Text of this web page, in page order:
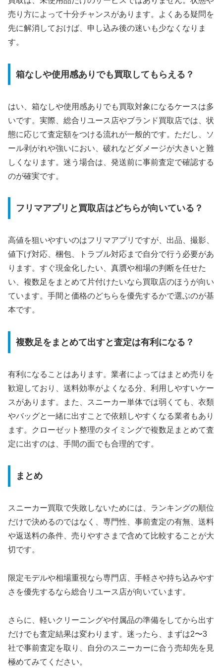
売り方によって十分チャンスがあります。よくある疑問を
先に解消しておけば、申し込み後の迷いも少なくなりま
す。
箱なしや使用感ありでも買取してもらえる？
はい、箱なしや使用感ありでも買取対象になるケースは多
いです。実際、総合リユース店やブランド買取店では、状
態に応じて査定額をつける流れが一般的です。ただし、ソ
ール剥がれや強いにおい、破れなどダメージが大きいと難
しくなります。迷う場合は、発送前に事前査定で確認する
のが確実です。
フリマアプリと買取店はどちらが向いている？
高値を狙いやすいのはフリマアプリですが、出品、撮影、
値下げ対応、梱包、トラブル対応まで自分で行う必要があ
ります。すぐ現金化したい、真贋や相場の判断を任せた
い、複数足をまとめて片付けたいなら買取店のほうが向い
ています。手間と価格のどちらを優先するかで選ぶのが基
本です。
複数足をまとめて出すと査定は有利になる？
有利になることはあります。業者によってはまとめ売りを
歓迎しており、送料効率がよくなる分、利用しやすいケー
スがあります。また、スニーカー単体では弱くても、衣類
やバッグと一緒に出すことで依頼しやすくなる業者もあり
ます。クローゼット整理のタイミングで複数足まとめて査
定に出すのは、手間の面でも合理的です。
まとめ
スニーカー買取で失敗しないためには、ランキングの順位
だけで決めるのではなく、専門性、事前査定の有無、送料
や返送料の条件、売りやすさまで含めて比較することが大
切です。
限定モデルや相場重視なら専門店、手軽さや持ち込みやす
さを優先するなら総合リユース店が向いています。
さらに、軽いクリーニングや付属品の準備をしてから出す
だけでも査定結果は変わります。迷ったら、まずは2〜3
社で事前査定を取り、自分のスニーカーに合う売却先を見
極めてみてください。